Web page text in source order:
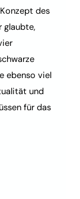
des
glaubte,
ebenso viel
und
für das